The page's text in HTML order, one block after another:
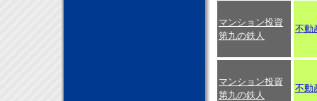
マンション投資
第九の鉄人
不動
マンション投資
第九の鉄人
不動